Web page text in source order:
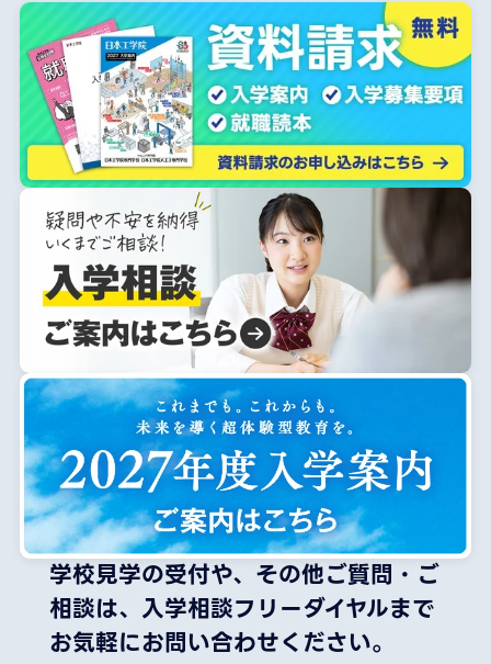
学校見学の受付や、その他ご質問・ご
相談は、 入学相談フリーダイヤルまで
お気軽にお問い合わせください。